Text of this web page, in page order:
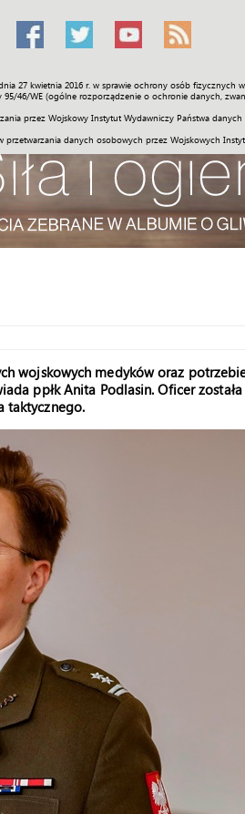
27 kwietnia 2016 r. w sprawie ochrony osób
46/WE (ogólne rozporządzenie o ochronie danych,
przez Wojskowy Instytut Wydawniczy Państwa
przetwarzania danych osobowych przez Wojskowych
Sport Historia Galerie
wojskowych medyków oraz
ppłk Anita Podlasin. Oficer została
taktycznego.